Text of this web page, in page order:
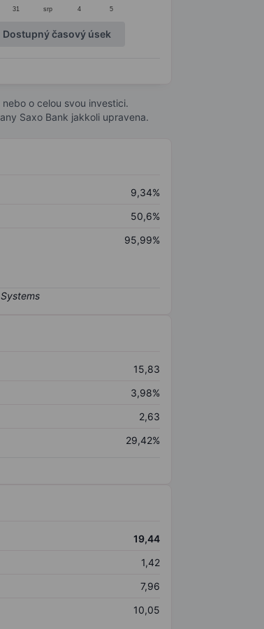
31 srp 4 5
Dostupný časový úsek
o celou svou investici.
Saxo Bank jakkoli upravena.
9,34%
50,6%
95,99%
15,83
3,98%
2,63
29,42%
19,44
1,42
7,96
10,05